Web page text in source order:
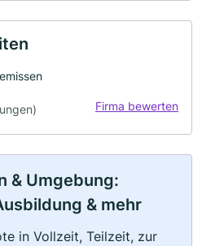
Firma bewerten
& Umgebung:
& mehr
in Vollzeit, Teilzeit, zur